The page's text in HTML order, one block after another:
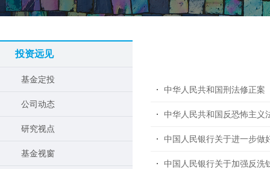
投资远见
基金定投
公司动态
研究视点
基金视窗
中华人民共和国刑法修正案
中华人民共和国反恐怖主义
中国人民银行关于进一步做
中国人民银行关于加强反洗